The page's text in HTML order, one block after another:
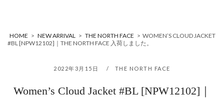
HOME > NEW ARRIVAL > THE NORTH FACE > WOMEN’S CLOUD JACKET
#BL [NPW12102]｜THE NORTH FACE 入荷しました。
2022年3月15日 THE NORTH FACE
Women’s Cloud Jacket #BL [NPW12102]｜